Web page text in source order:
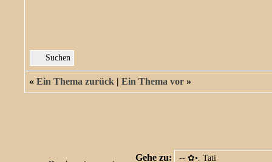
Suchen
« Ein Thema zurück | Ein Thema vor »
Gehe zu: